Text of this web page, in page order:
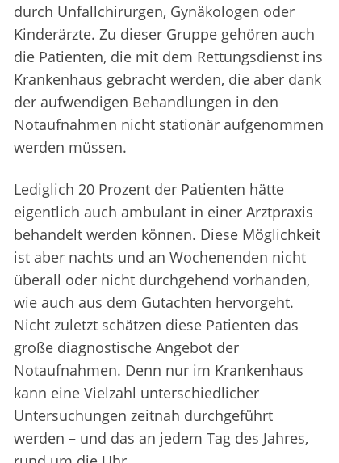
durch Unfallchirurgen, Gynäkologen oder
Kinderärzte. Zu dieser Gruppe gehören auch
die Patienten, die mit dem Rettungsdienst ins
Krankenhaus gebracht werden, die aber dank
der aufwendigen Behandlungen in den
Notaufnahmen nicht stationär aufgenommen
werden müssen.
Lediglich 20 Prozent der Patienten hätte
eigentlich auch ambulant in einer Arztpraxis
behandelt werden können. Diese Möglichkeit
ist aber nachts und an Wochenenden nicht
überall oder nicht durchgehend vorhanden,
wie auch aus dem Gutachten hervorgeht.
Nicht zuletzt schätzen diese Patienten das
große diagnostische Angebot der
Notaufnahmen. Denn nur im Krankenhaus
kann eine Vielzahl unterschiedlicher
Untersuchungen zeitnah durchgeführt
werden – und das an jedem Tag des Jahres,